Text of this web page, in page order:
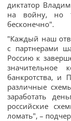
диктатор
на войну, но
бесконечно".
"Каждый наш
с партнерами
Россию к
значительное
банкротства, и
различные
заработать
российские
ломать", –